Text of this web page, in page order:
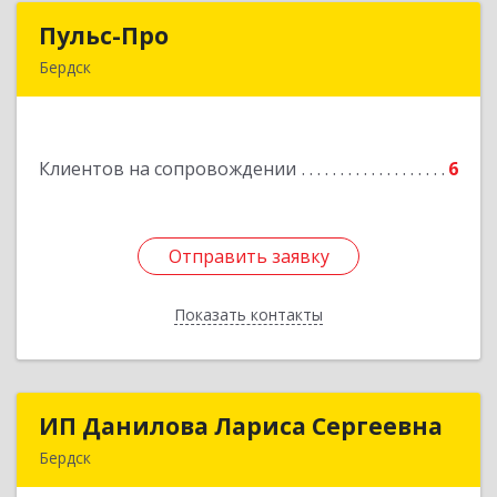
Пульс-Про
Бердск
Клиентов на сопровождении 6
Отправить заявку
Показать контакты
Подробнее
Отправить заявку
Назад
ИП Данилова Лариса Сергеевна
Бердск
ИП Данилова Лариса Сергеевна